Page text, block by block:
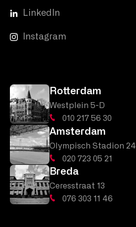
LinkedIn
Instagram
Rotterdam
Westplein 5-D
010 217 56 30
Amsterdam
Olympisch Stadion 24
020 723 05 21
Breda
Ceresstraat 13
076 303 11 46